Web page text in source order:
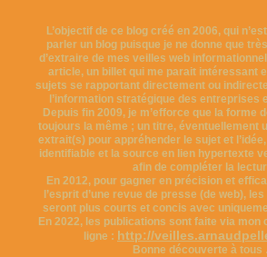
L’objectif de ce blog créé en 2006, qui
parler un blog puisque je ne donne que
d’extraire de mes veilles web
article, un billet qui me parait intéressant
sujets se rapportant directement ou
l’information stratégique des entreprises
Depuis fin 2009, je m’efforce que la forme
toujours la même ; un titre, éventuellement
extrait(s) pour appréhender le sujet et
identifiable et la source en lien hypertexte
afin de compléter la
En 2012, pour gagner en précision et
l’esprit d’une revue de presse (de web),
seront plus courts et concis avec
En 2022, les publications sont faite via mon
ligne : http://
Bonne découverte à